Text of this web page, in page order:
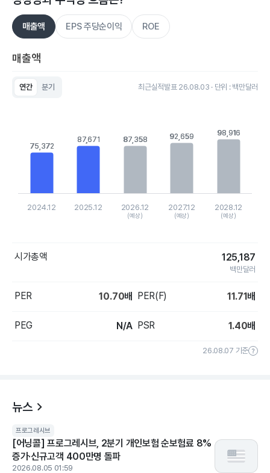
매출액 EPS 주당순이익 ROE
매출액
연간 분기 최근실적발표 26.08.03 · 단위 : 백만달러
The chart has 1 X axis displaying categories.
The chart has 1 Y axis displaying values. Data ranges from
75,372
75,372
87,671
87,671 87,358
87,358 92,659
92,659 98,916
98,916
2024.12 2025.12 2026.12
(예상)
2027.12
(예상)
2028.12
(예상)
시가총액 125,187
백만달러
PER 10.70배 PER(F) 11.71배
PEG N/A PSR 1.40배
26.08.07 기준
뉴스
프로그레시브
[어닝콜] 프로그레시브, 2분기 개인보험 순보험료 8%
증가·신규고객 400만명 돌파
2026.08.05 01:59